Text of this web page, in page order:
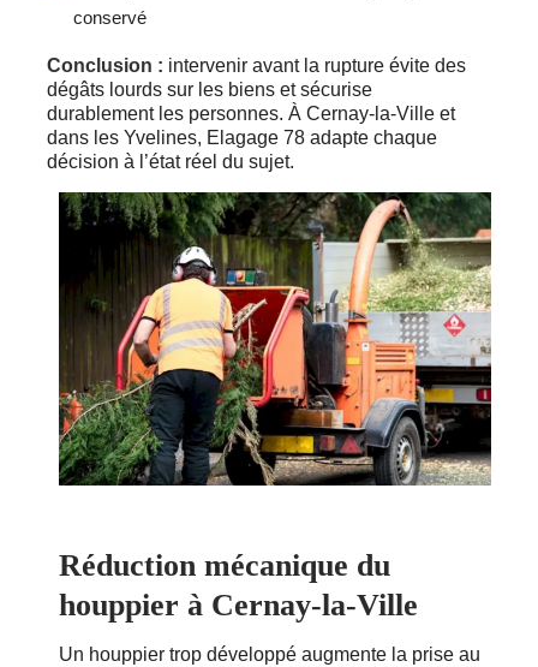
conservé
Conclusion : intervenir avant la rupture évite des
dégâts lourds sur les biens et sécurise
durablement les personnes. À Cernay-la-Ville et
dans les Yvelines, Elagage 78 adapte chaque
décision à l’état réel du sujet.
Réduction mécanique du
houppier à Cernay-la-Ville
Un houppier trop développé augmente la prise au